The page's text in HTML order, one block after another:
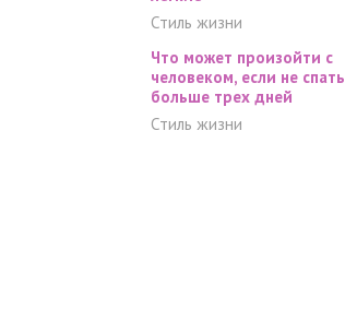
Стиль жизни
Что может произойти с
человеком, если не спать
больше трех дней
Стиль жизни